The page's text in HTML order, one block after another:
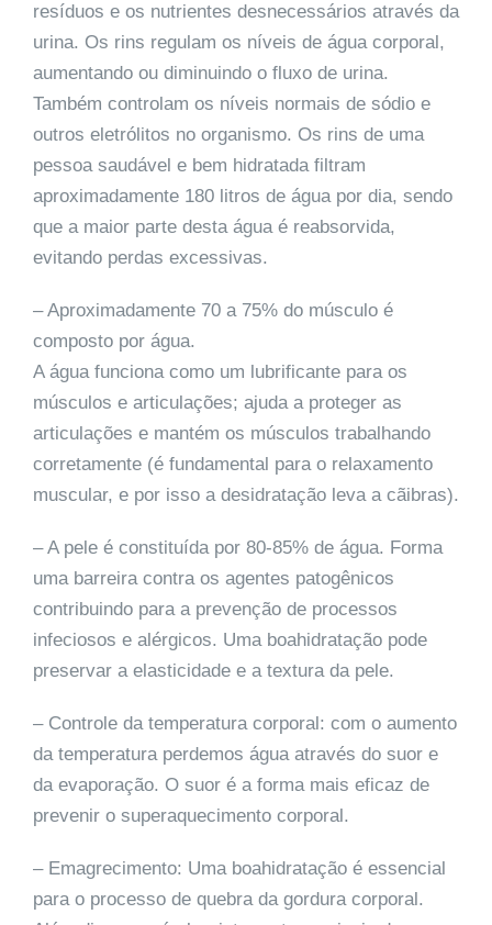
resíduos e os nutrientes desnecessários através da
urina. Os rins regulam os níveis de água corporal,
aumentando ou diminuindo o fluxo de urina.
Também controlam os níveis normais de sódio e
outros eletrólitos no organismo. Os rins de uma
pessoa saudável e bem hidratada filtram
aproximadamente 180 litros de água por dia, sendo
que a maior parte desta água é reabsorvida,
evitando perdas excessivas.
– Aproximadamente 70 a 75% do músculo é
composto por água.
A água funciona como um lubrificante para os
músculos e articulações; ajuda a proteger as
articulações e mantém os músculos trabalhando
corretamente (é fundamental para o relaxamento
muscular, e por isso a desidratação leva a cãibras).
– A pele é constituída por 80-85% de água. Forma
uma barreira contra os agentes patogênicos
contribuindo para a prevenção de processos
infeciosos e alérgicos. Uma boahidratação pode
preservar a elasticidade e a textura da pele.
– Controle da temperatura corporal: com o aumento
da temperatura perdemos água através do suor e
da evaporação. O suor é a forma mais eficaz de
prevenir o superaquecimento corporal.
– Emagrecimento: Uma boahidratação é essencial
para o processo de quebra da gordura corporal.